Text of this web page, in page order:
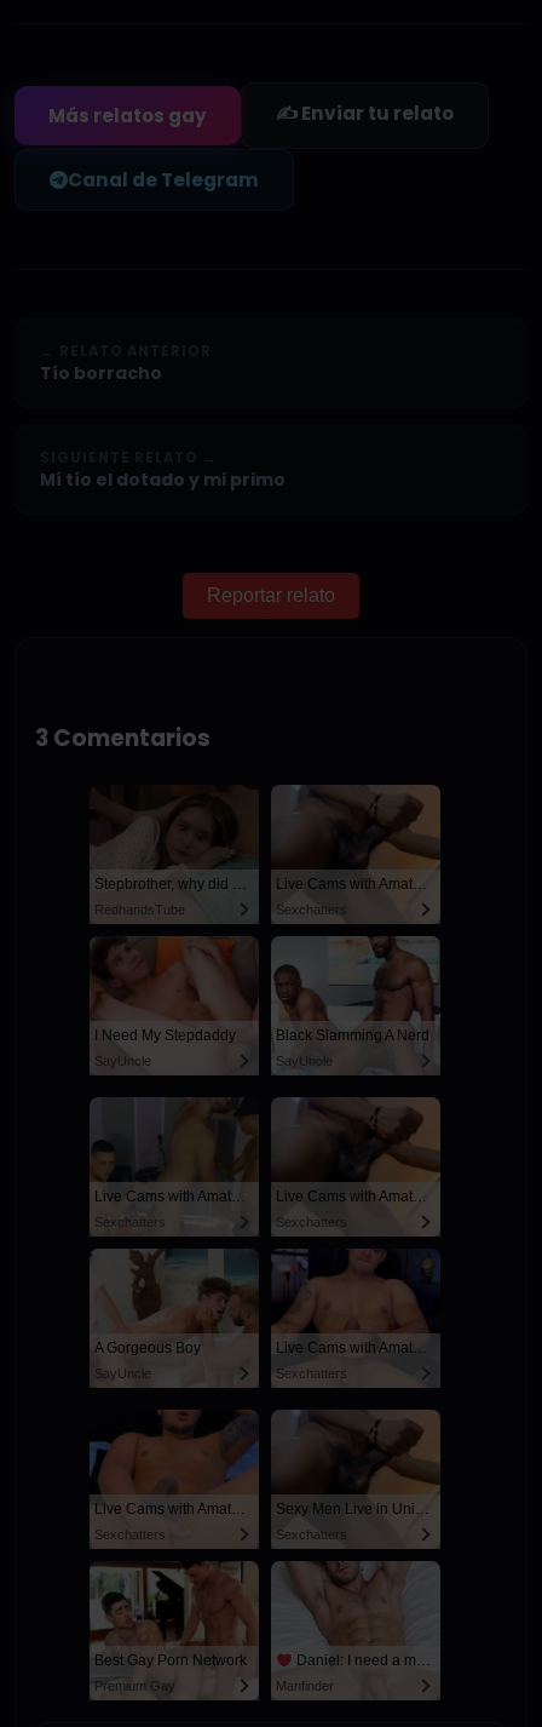
Más relatos gay ✍️ Enviar tu relato
Canal de Telegram
Tío borracho
Mí tío el dotado y mi primo
Reportar relato
3 Comentarios
Stepbrother, why did you show me your dick? Now I want to fuck you with my wet pussy
RedhandsTube
Live Cams with Amateur Men
Sexchatters
I Need My Stepdaddy
SayUncle
Black Slamming A Nerd
SayUncle
Live Cams with Amateur Men
Sexchatters
Live Cams with Amateur Men
Sexchatters
A Gorgeous Boy
SayUncle
Live Cams with Amateur Men
Sexchatters
Live Cams with Amateur Men
Sexchatters
Sexy Men Live in United States
Sexchatters
Best Gay Porn Network
Premium Gay
Daniel: I need a man for a spicy night...
Manfinder